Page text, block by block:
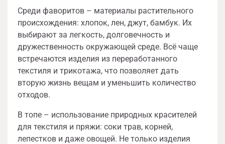
Среди фаворитов – материалы растительного
происхождения: хлопок, лен, джут, бамбук. Их
выбирают за легкость, долговечность и
дружественность окружающей среде. Всё чаще
встречаются изделия из переработанного
текстиля и трикотажа, что позволяет дать
вторую жизнь вещам и уменьшить количество
отходов.
В топе – использование природных красителей
для текстиля и пряжи: соки трав, корней,
лепестков и даже овощей. Не только изделия